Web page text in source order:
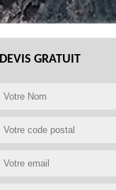
DEVIS GRATUIT